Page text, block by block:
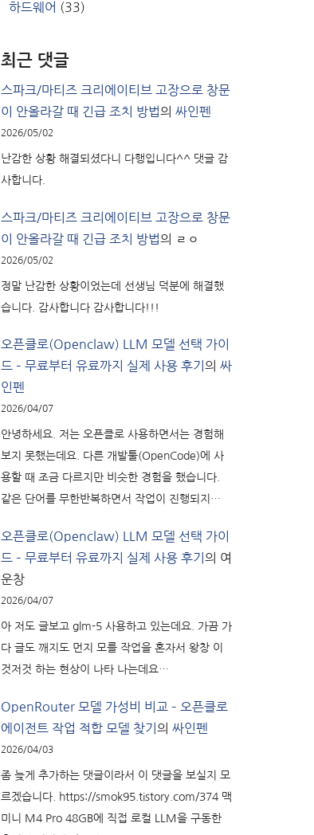
하드웨어 (33)
최근 댓글
스파크/마티즈 크리에이티브 고장으로 창문
이 안올라갈 때 긴급 조치 방법의 싸인펜
2026/05/02
난감한 상황 해결되셨다니 다행입니다^^ 댓글 감
사합니다.
스파크/마티즈 크리에이티브 고장으로 창문
이 안올라갈 때 긴급 조치 방법의 ㄹㅇ
2026/05/02
정말 난감한 상황이었는데 선생님 덕분에 해결했
습니다. 감사합니다 감사합니다!!!
오픈클로(Openclaw) LLM 모델 선택 가이
드 – 무료부터 유료까지 실제 사용 후기 의 싸
인펜
2026/04/07
안녕하세요. 저는 오픈클로 사용하면서는 경험해
보지 못했는데요. 다른 개발툴(OpenCode)에 사
용할 때 조금 다르지만 비슷한 경험을 했습니다.
같은 단어를 무한반복하면서 작업이 진행되지…
오픈클로(Openclaw) LLM 모델 선택 가이
드 – 무료부터 유료까지 실제 사용 후기 의 여
운창
2026/04/07
아 저도 글보고 glm-5 사용하고 있는데요. 가끔 가
다 글도 깨지도 먼지 모를 작업을 혼자서 왕창 이
것저것 하는 현상이 나타 나는데요…
OpenRouter 모델 가성비 비교 – 오픈클로
에이전트 작업 적합 모델 찾기 의 싸인펜
2026/04/03
좀 늦게 추가하는 댓글이라서 이 댓글을 보실지 모
르겠습니다. https://smok95.tistory.com/374 맥
미니 M4 Pro 48GB에 직접 로컬 LLM을 구동한